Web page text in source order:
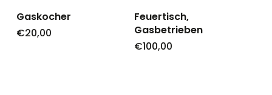
Gaskocher
€20,00
Feuertisch,
Gasbetrieben
€100,00